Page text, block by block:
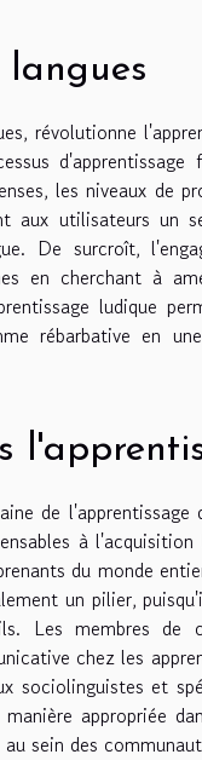
révolutionne
d'apprentissage
les niveaux de
aux utilisateurs un
De surcroît,
en cherchant à
ludique
rébarbative en une
de l'apprentissage
à l'acquisition
du monde
un pilier,
Les membres de
chez les
sociolinguistes et
appropriée
sein des